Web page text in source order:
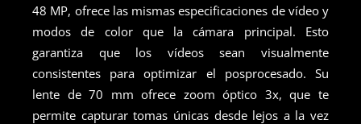
48 MP, ofrece las mismas especificaciones de vídeo y
modos de color que la cámara principal. Esto
garantiza que los vídeos sean visualmente
consistentes para optimizar el posprocesado. Su
lente de 70 mm ofrece zoom óptico 3x, que te
permite capturar tomas únicas desde lejos a la vez